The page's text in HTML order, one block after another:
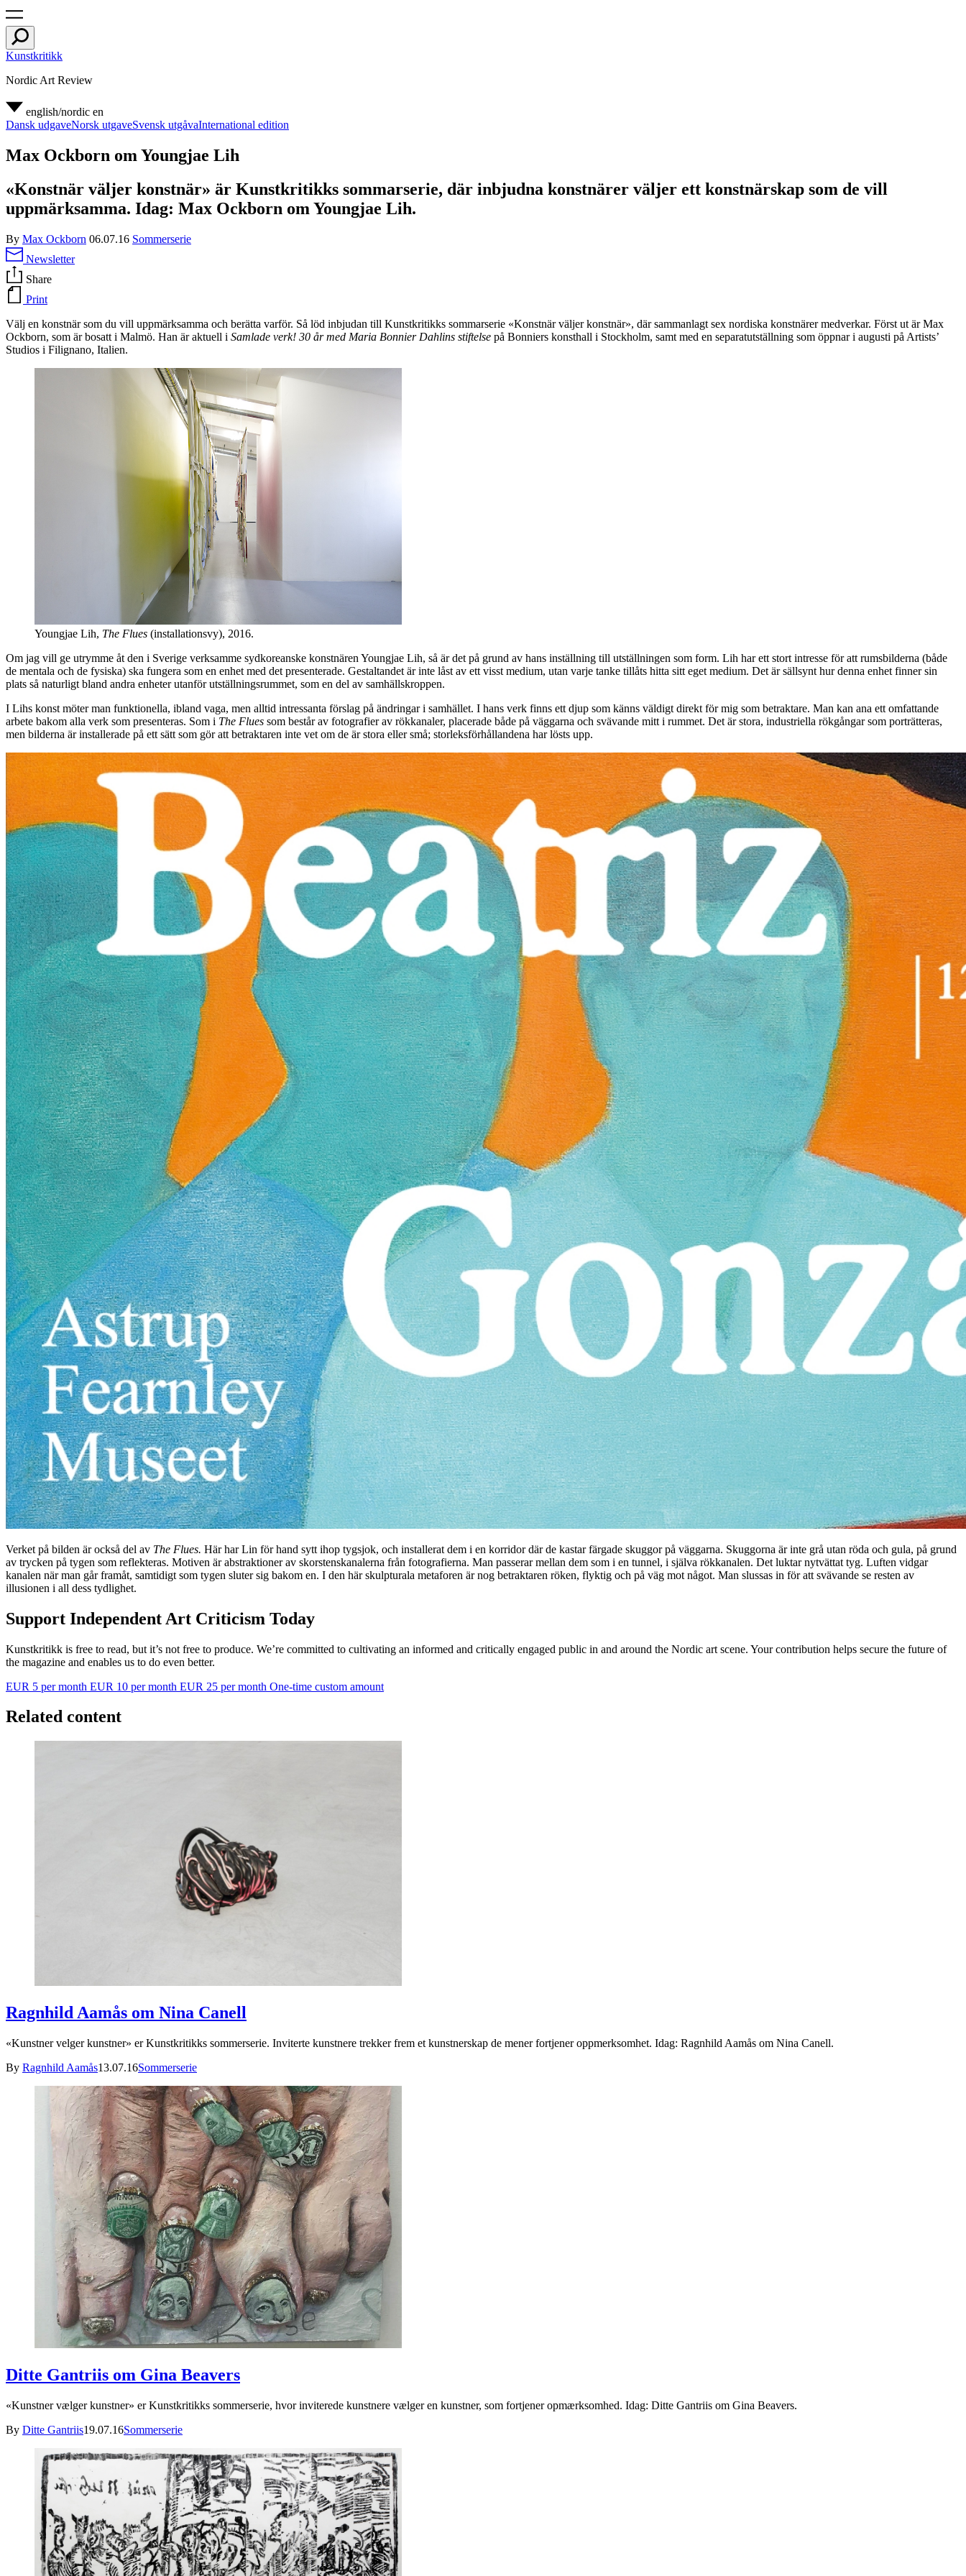
Kunstkritikk
Nordic Art Review
english/nordic en
Dansk udgaveNorsk utgaveSvensk utgåvaInternational edition
Max Ockborn om Youngjae Lih
«Konstnär väljer konstnär» är Kunstkritikks sommarserie, där inbjudna konstnärer väljer ett konstnärskap som de vill
uppmärksamma. Idag: Max Ockborn om Youngjae Lih.
By Max Ockborn 06.07.16 Sommerserie
Newsletter
Share
Print
Välj en konstnär som du vill uppmärksamma och berätta varför. Så löd inbjudan till Kunstkritikks sommarserie «Konstnär väljer konstnär», där sammanlagt sex nordiska konstnärer medverkar. Först ut är Max
Ockborn, som är bosatt i Malmö. Han är aktuell i Samlade verk! 30 år med Maria Bonnier Dahlins stiftelse på Bonniers konsthall i Stockholm, samt med en separatutställning som öppnar i augusti på Artists’
Studios i Filignano, Italien.
Youngjae Lih, The Flues (installationsvy), 2016.
Om jag vill ge utrymme åt den i Sverige verksamme sydkoreanske konstnären Youngjae Lih, så är det på grund av hans inställning till utställningen som form. Lih har ett stort intresse för att rumsbilderna (både
de mentala och de fysiska) ska fungera som en enhet med det presenterade. Gestaltandet är inte låst av ett visst medium, utan varje tanke tillåts hitta sitt eget medium. Det är sällsynt hur denna enhet finner sin
plats så naturligt bland andra enheter utanför utställningsrummet, som en del av samhällskroppen.
I Lihs konst möter man funktionella, ibland vaga, men alltid intressanta förslag på ändringar i samhället. I hans verk finns ett djup som känns väldigt direkt för mig som betraktare. Man kan ana ett omfattande
arbete bakom alla verk som presenteras. Som i The Flues som består av fotografierav rökkanaler, placerade både på väggarna och svävande mitt i rummet. Det är stora, industriella rökgångar som porträtteras,
men bilderna är installerade på ett sätt som gör att betraktaren inte vet om de är stora eller små; storleksförhållandena har lösts upp.
Verket på bilden är också del av The Flues. Här har Lin för hand sytt ihop tygsjok, och installerat dem i en korridor där de kastar färgade skuggor på väggarna. Skuggorna är inte grå utan röda och gula, på grund
av trycken på tygen som reflekteras. Motiven är abstraktioner av skorstenskanalerna från fotografierna. Man passerar mellan dem som i en tunnel, i själva rökkanalen. Det luktar nytvättat tyg. Luften vidgar
kanalen när man går framåt, samtidigt som tygen sluter sig bakom en. I den här skulpturala metaforen är nog betraktaren röken, flyktig och på väg mot något. Man slussas in för att svävande se resten av
illusionen i all dess tydlighet.
Support Independent Art Criticism Today
Kunstkritikk is free to read, but it’s not free to produce. We’re committed to cultivating an informed and critically engaged public in and around the Nordic art scene. Your contribution helps secure the future of
the magazine and enables us to do even better.
EUR 5 per month EUR 10 per month EUR 25 per month One-time custom amount
Related content
Ragnhild Aamås om Nina Canell
«Kunstner velger kunstner» er Kunstkritikks sommerserie. Inviterte kunstnere trekker frem et kunstnerskap de mener fortjener oppmerksomhet. Idag: Ragnhild Aamås om Nina Canell.
By Ragnhild Aamås13.07.16Sommerserie
Ditte Gantriis om Gina Beavers
«Kunstner vælger kunstner» er Kunstkritikks sommerserie, hvor inviterede kunstnere vælger en kunstner, som fortjener opmærksomhed. Idag: Ditte Gantriis om Gina Beavers.
By Ditte Gantriis19.07.16Sommerserie